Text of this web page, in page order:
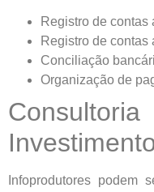
Registro de contas
Registro de contas
Conciliação
Organização de
Infoprodutores podem